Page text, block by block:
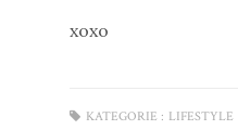
xoxo
KATEGORIE : LIFESTYLE